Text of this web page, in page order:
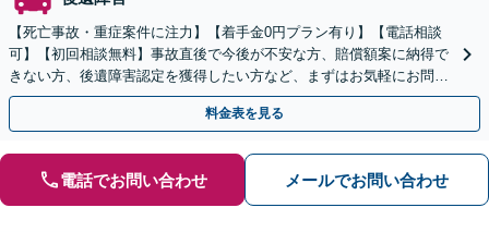
【死亡事故・重症案件に注力】【着手金0円プラン有り】【電話相談
可】【初回相談無料】事故直後で今後が不安な方、賠償額案に納得で
きない方、後遺障害認定を獲得したい方など、まずはお気軽にお問い
合わせください。
料金表を見る
電話でお問い合わせ メールでお問い合わせ